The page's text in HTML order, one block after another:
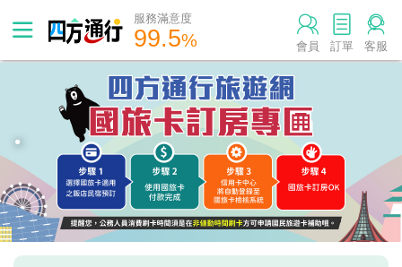
服務滿意度
99.5% 會員 訂單 客服
.